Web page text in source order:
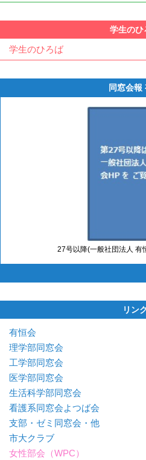
学生のひ
学生のひろば
同窓会報
27号以降(一般社団法人 有
リンク
有恒会
理学部同窓会
工学部同窓会
医学部同窓会
生活科学部同窓会
看護系同窓会よつば会
支部・ゼミ同窓会・他
市大クラブ
女性部会（WPC）